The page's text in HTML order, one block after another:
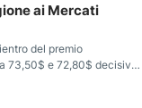
ai Mercati
del premio
73,50$ e 72,80$ decisivi